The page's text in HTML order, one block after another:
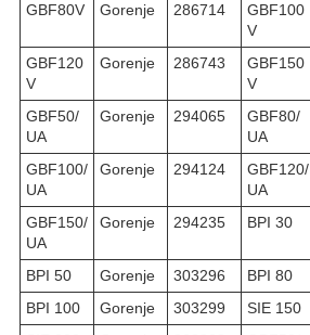
GBF80V Gorenje 286714
GBF100
V
GBF120
V
Gorenje 286743
GBF150
V
GBF50/
UA
Gorenje 294065
GBF80/
UA
GBF100/
UA
Gorenje 294124
GBF120/
UA
GBF150/
UA
Gorenje 294235 BPI 30
BPI 50 Gorenje 303296 BPI 80
BPI 100
Gorenje 303299 SIE 150